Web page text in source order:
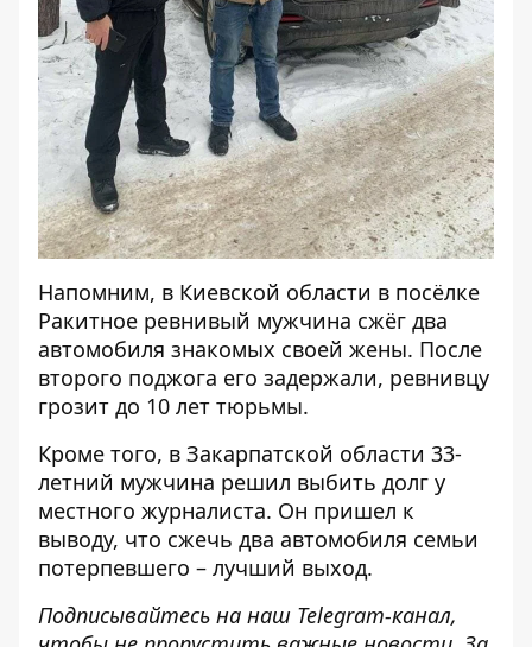
Напомним, в Киевской области в посёлке
Ракитное ревнивый мужчина сжёг два
автомобиля знакомых своей жены. После
второго поджога его задержали, ревнивцу
грозит до 10 лет тюрьмы.
Кроме того, в Закарпатской области 33-
летний мужчина решил выбить долг у
местного журналиста. Он пришел к
выводу, что сжечь два автомобиля семьи
потерпевшего – лучший выход.
Подписывайтесь на наш Telegram-канал,